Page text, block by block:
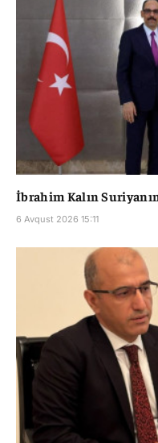
İbrahim Kalın
6 Avqust 2026 15:11